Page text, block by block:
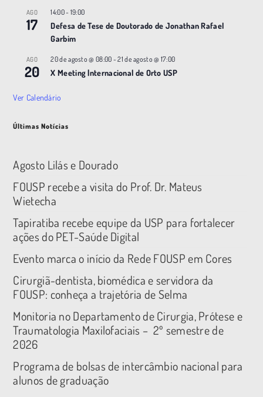
AGO
17
14:00- 19:00
Defesa de Tese de Doutorado de Jonathan Rafael
Garbim
AGO
20
20 de agosto @ 08:00 -21 de agosto @ 17:00
X Meeting |nternacional de Orto USP
Ver Calendário
Últimas Notícias
Agosto Lilás e Dourado
FOUSP recebe a visita do Prof. Dr. Mateus
Wietecha
Tapiratiba recebe equipe da USP para fortalecer
ações do PET-Saúde Digital
Evento marca o início da Rede FOUSP em Cores
Cirurgiã-dentista, biomédica e servidora da
FOUSP: conheça a trajetória de Selma
Monitoria no Departamento de Cirurgia, Prótese e
Traumatologia Maxilofaciais – 2º semestre de
2026
Programa de bolsas de intercâmbio nacional para
alunos de graduação